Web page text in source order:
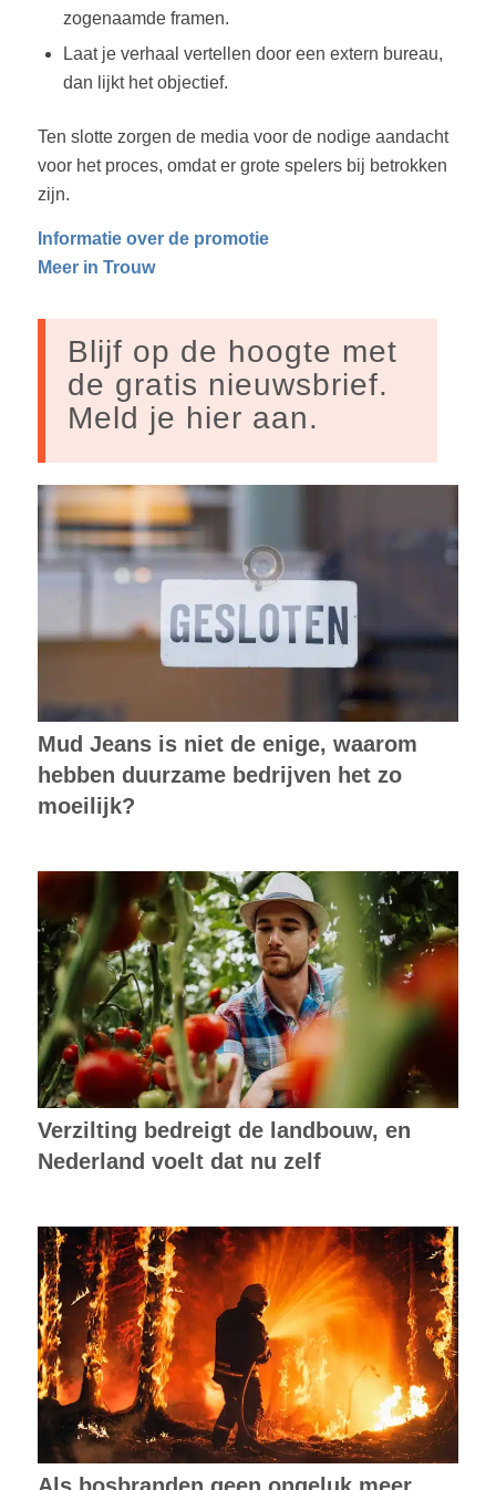
zogenaamde framen.
Laat je verhaal vertellen door een extern bureau,
dan lijkt het objectief.
Ten slotte zorgen de media voor de nodige aandacht
voor het proces, omdat er grote spelers bij betrokken
zijn.
Informatie over de promotie
Meer in Trouw
Blijf op de hoogte met
de gratis nieuwsbrief.
Meld je hier aan.
Mud Jeans is niet de enige, waarom
hebben duurzame bedrijven het zo
moeilijk?
Verzilting bedreigt de landbouw, en
Nederland voelt dat nu zelf